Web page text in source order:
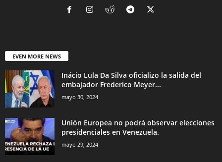
EVEN MORE NEWS
Inácio Lula Da Silva oficializo la salida del
embajador Frederico Meyer...
mayo 30, 2024
Unión Europea no podrá observar elecciones
presidenciales en Venezuela.
mayo 29, 2024